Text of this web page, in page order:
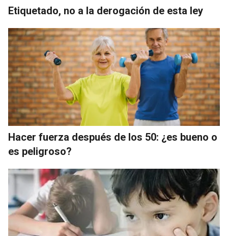
Etiquetado, no a la derogación de esta ley
Hacer fuerza después de los 50: ¿es bueno o
es peligroso?